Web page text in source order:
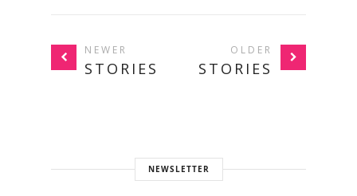
NEWER
STORIES
OLDER
STORIES
NEWSLETTER